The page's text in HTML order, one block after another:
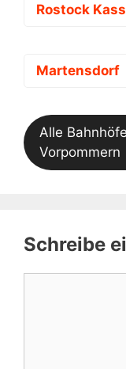
Rostock
Martensdorf
Alle
Vorpommern
Schreibe